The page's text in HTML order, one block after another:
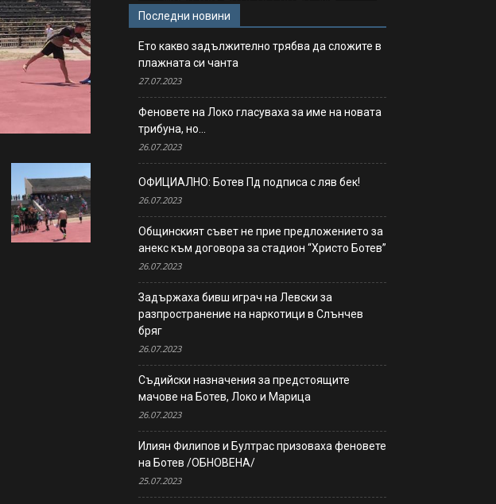
Последни новини
Ето какво задължително трябва да сложите в
плажната си чанта
27.07.2023
Феновете на Локо гласуваха за име на новата
трибуна, но…
26.07.2023
ОФИЦИАЛНО: Ботев Пд подписа с ляв бек!
26.07.2023
Общинският съвет не прие предложението за
анекс към договора за стадион “Христо Ботев”
26.07.2023
Задържаха бивш играч на Левски за
разпространение на наркотици в Слънчев
бряг
26.07.2023
Съдийски назначения за предстоящите
мачове на Ботев, Локо и Марица
26.07.2023
Илиян Филипов и Бултрас призоваха феновете
на Ботев /ОБНОВЕНА/
25.07.2023